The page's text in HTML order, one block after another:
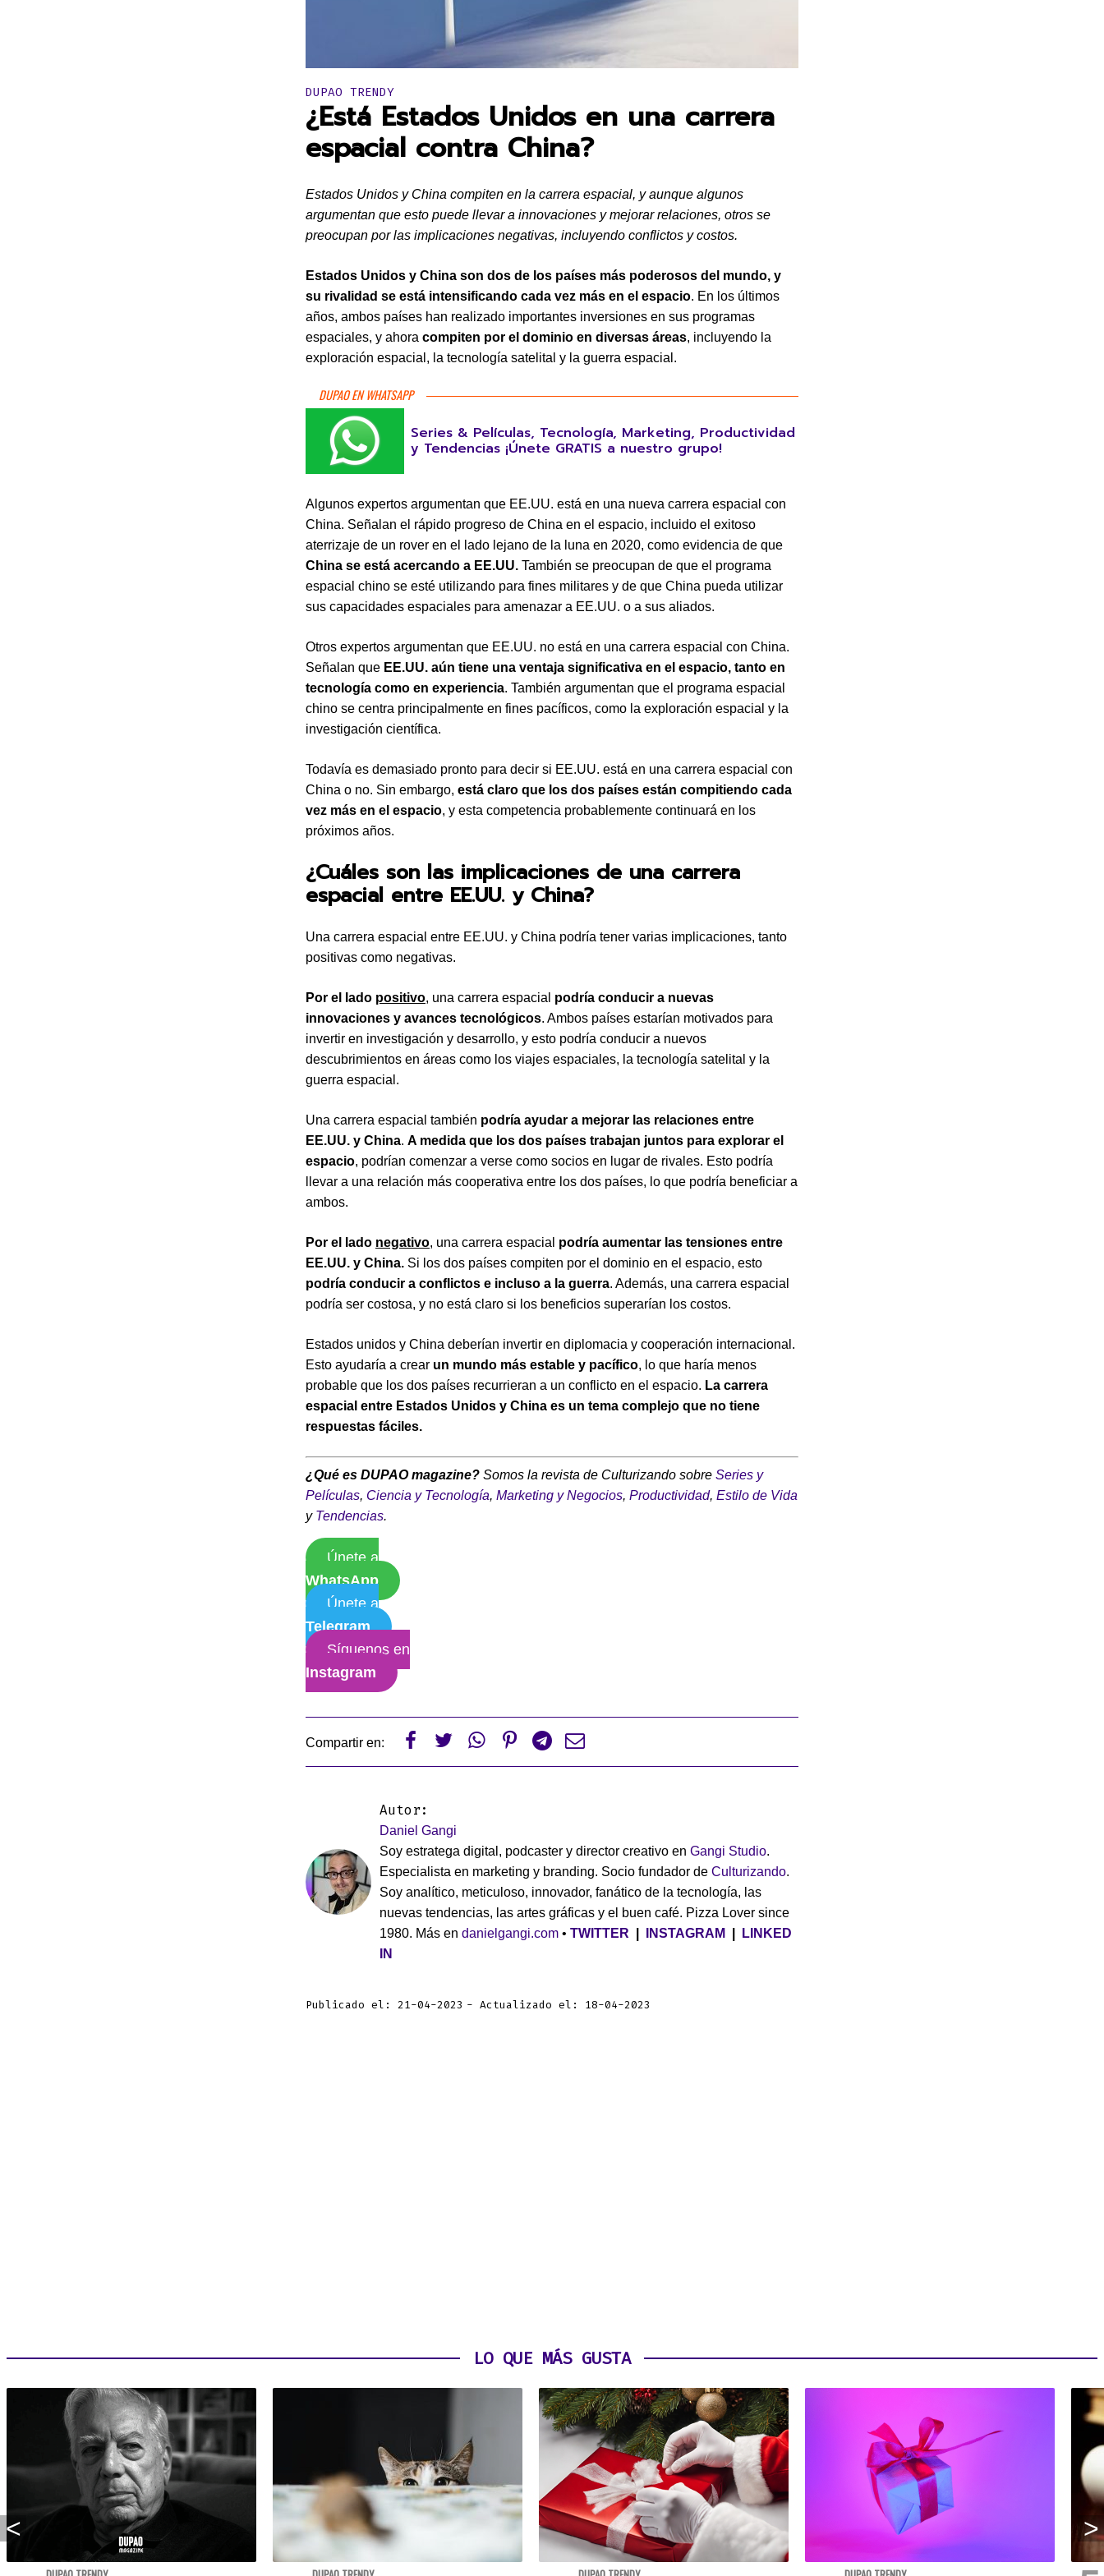
Publicado en:
DUPAO TRENDY
¿Está Estados Unidos en una carrera
espacial contra China?
Estados Unidos y China compiten en la carrera espacial, y aunque algunos
argumentan que esto puede llevar a innovaciones y mejorar relaciones, otros se
preocupan por las implicaciones negativas, incluyendo conflictos y costos.
Estados Unidos y China son dos de los países más poderosos del mundo, y
su rivalidad se está intensificando cada vez más en el espacio. En los últimos
años, ambos países han realizado importantes inversiones en sus programas
espaciales, y ahora compiten por el dominio en diversas áreas, incluyendo la
exploración espacial, la tecnología satelital y la guerra espacial.
DUPAO EN WHATSAPP
Series & Películas, Tecnología, Marketing, Productividad
y Tendencias ¡Únete GRATIS a nuestro grupo!
Algunos expertos argumentan que EE.UU. está en una nueva carrera espacial con
China. Señalan el rápido progreso de China en el espacio, incluido el exitoso
aterrizaje de un rover en el lado lejano de la luna en 2020, como evidencia de que
China se está acercando a EE.UU. También se preocupan de que el programa
espacial chino se esté utilizando para fines militares y de que China pueda utilizar
sus capacidades espaciales para amenazar a EE.UU. o a sus aliados.
Otros expertos argumentan que EE.UU. no está en una carrera espacial con China.
Señalan que EE.UU. aún tiene una ventaja significativa en el espacio, tanto en
tecnología como en experiencia. También argumentan que el programa espacial
chino se centra principalmente en fines pacíficos, como la exploración espacial y la
investigación científica.
Todavía es demasiado pronto para decir si EE.UU. está en una carrera espacial con
China o no. Sin embargo, está claro que los dos países están compitiendo cada
vez más en el espacio, y esta competencia probablemente continuará en los
próximos años.
¿Cuáles son las implicaciones de una carrera
espacial entre EE.UU. y China?
Una carrera espacial entre EE.UU. y China podría tener varias implicaciones, tanto
positivas como negativas.
Por el lado positivo, una carrera espacial podría conducir a nuevas
innovaciones y avances tecnológicos. Ambos países estarían motivados para
invertir en investigación y desarrollo, y esto podría conducir a nuevos
descubrimientos en áreas como los viajes espaciales, la tecnología satelital y la
guerra espacial.
Una carrera espacial también podría ayudar a mejorar las relaciones entre
EE.UU. y China. A medida que los dos países trabajan juntos para explorar el
espacio, podrían comenzar a verse como socios en lugar de rivales. Esto podría
llevar a una relación más cooperativa entre los dos países, lo que podría beneficiar a
ambos.
Por el lado negativo, una carrera espacial podría aumentar las tensiones entre
EE.UU. y China. Si los dos países compiten por el dominio en el espacio, esto
podría conducir a conflictos e incluso a la guerra. Además, una carrera espacial
podría ser costosa, y no está claro si los beneficios superarían los costos.
Estados unidos y China deberían invertir en diplomacia y cooperación internacional.
Esto ayudaría a crear un mundo más estable y pacífico, lo que haría menos
probable que los dos países recurrieran a un conflicto en el espacio. La carrera
espacial entre Estados Unidos y China es un tema complejo que no tiene
respuestas fáciles.
¿Qué es DUPAO magazine? Somos la revista de Culturizando sobre Series y
Películas, Ciencia y Tecnología, Marketing y Negocios, Productividad, Estilo de Vida
y Tendencias.
Únete a
WhatsApp
Únete a
Telegram
Síguenos en
Instagram
Compartir en:      
Autor:
Daniel Gangi
Soy estratega digital, podcaster y director creativo en Gangi Studio.
Especialista en marketing y branding. Socio fundador de Culturizando.
Soy analítico, meticuloso, innovador, fanático de la tecnología, las
nuevas tendencias, las artes gráficas y el buen café. Pizza Lover since
1980. Más en danielgangi.com • TWITTER INSTAGRAM
LINKED
IN
Publicado el: 21-04-2023 Actualizado el: 18-04-2023
LO QUE MÁS GUSTA